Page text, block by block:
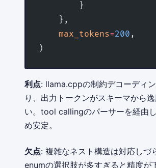
        }
    },
    max_tokens
=200 ,
)
利点: llama.cppの制約デコーディ
り、出力トークンがスキーマから
い。tool callingのパーサーを経由
め安定。
欠点: 複雑なネスト構造は対応しづ
enumの選択肢が多すぎると精度が